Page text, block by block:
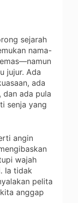
sejarah
nama-
jujur. Ada
ada
dan ada pula
senja yang
angin
wajah
Ia tidak
pelita
anggap